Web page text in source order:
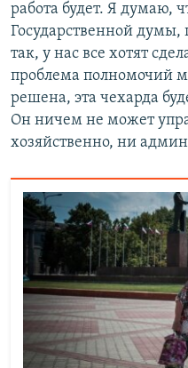
работа будет. Я думаю,
Государственной думы,
так, у нас все хотят
проблема полномочий
решена, эта чехарда
Он ничем не может
хозяйственно, ни